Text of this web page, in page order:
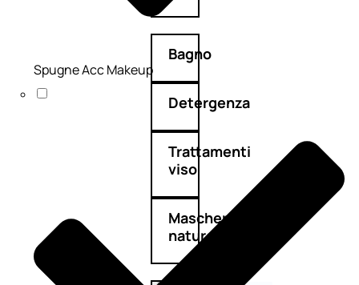
Bagno
Detergenza
Trattamenti
viso
Maschere
nature
Spugne Acc Makeup